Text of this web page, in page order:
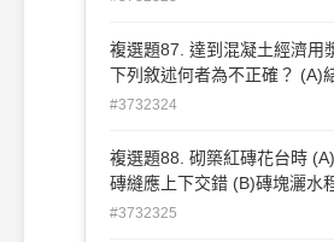
量可以得到密度高的混凝土
用最廣的為卜特蘭水泥 。
複選題87. 達到混凝土經濟用
下列敘述何者為不正確？ (A)
可下，儘量採用最大粒徑粒料
儘量採用最小粒徑粒料級配 。
#3732324
複選題88. 砌築紅磚花台時
磚縫應上下交錯 (B)磚塊灑水
乾內飽和 (C)每隔 5-8 皮應拉
#3732325